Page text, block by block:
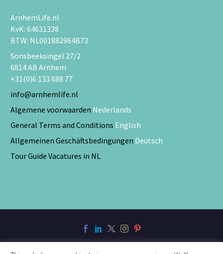
ArnhemLife.nl
KvK: 64631338
BTW: NL001882964B73
Sonsbeeksingel 27/2
6814 AB Arnhem
+31(0)6 133 688 77
info@arnhemlife.nl
Algemene voorwaarden Nederlands
General Terms and Conditions English
Allgemeinen Geschäftsbedingungen Deutsch
Tour Guide Vacatures in NL